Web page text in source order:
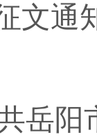
文通
岳阳